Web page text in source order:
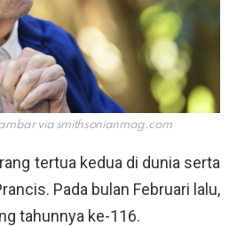
via smithsonianmag.com
tertua kedua di dunia serta
Pada bulan Februari lalu,
tahunnya ke-116.